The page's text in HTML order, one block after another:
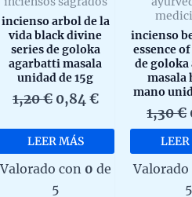
incienso arbol de la
vida black divine
series de goloka
agarbatti masala
unidad de 15g
1,20€ El
original
era:
1,20 €.
0,84€El
actual
es:
0,84 €.
LEER MÁS
Valorado con 0 de
5
incienso
essence
de
masala
mano
1,30€
Valorado
5